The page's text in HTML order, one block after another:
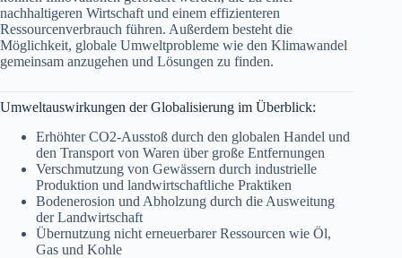
nachhaltigeren Wirtschaft und einem effizienteren
Ressourcenverbrauch führen. Außerdem besteht die
Möglichkeit, globale Umweltprobleme wie den Klimawandel
gemeinsam anzugehen und Lösungen zu finden.
Umweltauswirkungen der Globalisierung im Überblick:
Erhöhter CO2-Ausstoß durch den globalen Handel und
den Transport von Waren über große Entfernungen
Verschmutzung von Gewässern durch industrielle
Produktion und landwirtschaftliche Praktiken
Bodenerosion und Abholzung durch die Ausweitung
der Landwirtschaft
Übernutzung nicht erneuerbarer Ressourcen wie Öl,
Gas und Kohle